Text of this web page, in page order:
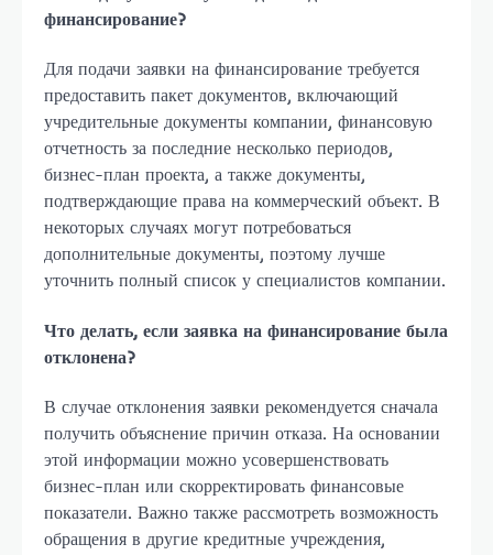
финансирование?
Для подачи заявки на финансирование требуется
предоставить пакет документов, включающий
учредительные документы компании, финансовую
отчетность за последние несколько периодов,
бизнес-план проекта, а также документы,
подтверждающие права на коммерческий объект. В
некоторых случаях могут потребоваться
дополнительные документы, поэтому лучше
уточнить полный список у специалистов компании.
Что делать, если заявка на финансирование была
отклонена?
В случае отклонения заявки рекомендуется сначала
получить объяснение причин отказа. На основании
этой информации можно усовершенствовать
бизнес-план или скорректировать финансовые
показатели. Важно также рассмотреть возможность
обращения в другие кредитные учреждения,